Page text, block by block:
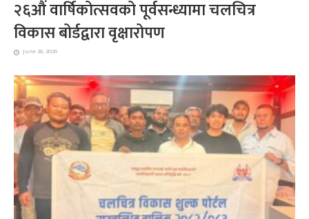
२६औं वार्षिकोत्सवको पूर्वसन्ध्यामा चलचित्र
विकास बोर्डद्वारा वृक्षारोपण
June 28, 2026